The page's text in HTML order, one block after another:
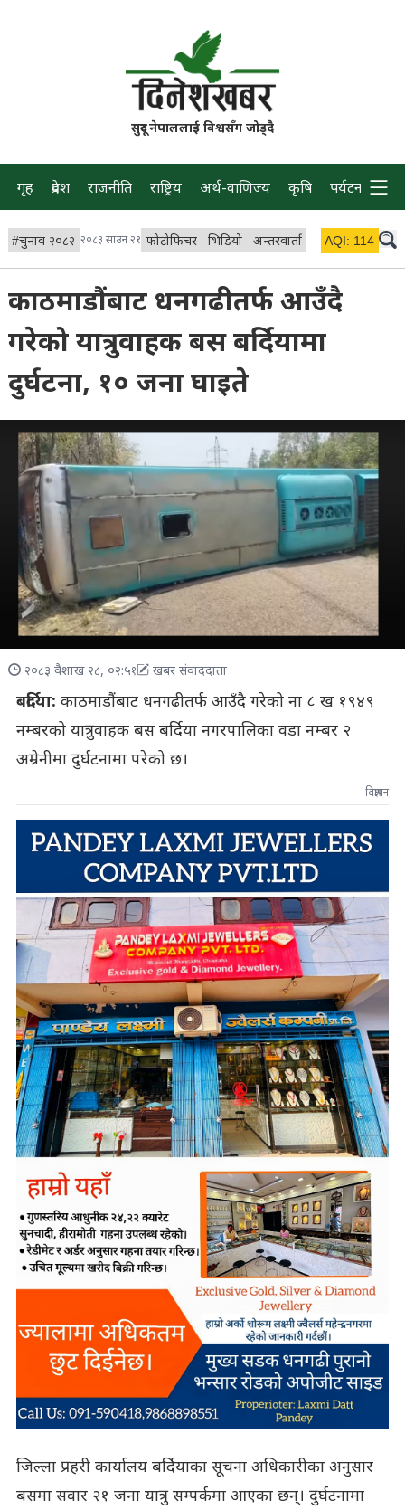
सुदूर नेपाललाई विश्वसँग जोड्दै
गृह प्रदेश राजनीति राष्ट्रिय अर्थ-वाणिज्य कृषि पर्यटन प्रवास
#चुनाव २०८२ २०८३ साउन २१ फोटोफिचर भिडियो अन्तरवार्ता विचार/ब्लग
AQI: 114
काठमाडौंबाट धनगढीतर्फ आउँदै
गरेको यात्रुवाहक बस बर्दियामा
दुर्घटना, १० जना घाइते
२०८३ वैशाख २८, ०२:५१ खबर संवाददाता
बर्दिया: काठमाडौंबाट धनगढीतर्फ आउँदै गरेको ना ८ ख १९४९
नम्बरको यात्रुवाहक बस बर्दिया नगरपालिका वडा नम्बर २
अम्रेनीमा दुर्घटनामा परेको छ।
विज्ञापन
जिल्ला प्रहरी कार्यालय बर्दियाका सूचना अधिकारीका अनुसार
बसमा सवार २१ जना यात्रु सम्पर्कमा आएका छन्। दुर्घटनामा